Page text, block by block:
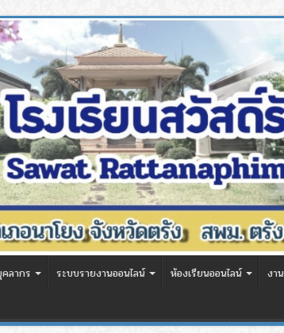
ลากร ระบบรายงานออนไลน์ ห้องเรียนออนไลน์ งา